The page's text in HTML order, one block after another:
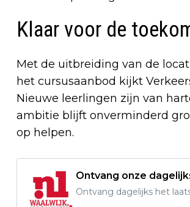
Klaar voor de
Met de uitbreiding van de
het cursusaanbod kijkt
Nieuwe leerlingen zijn van
ambitie blijft onverminderd
op helpen.
Ontvang onze
Ontvang dagelijks het